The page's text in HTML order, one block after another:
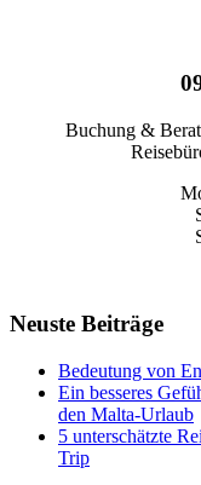
Buchung &
Neuste Beiträge
Bedeutung von
Ein besseres
den Malta-Urlaub
5 unterschätzte
Trip